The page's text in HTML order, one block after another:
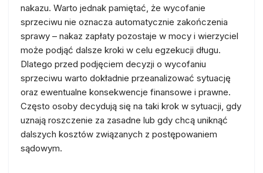
nakazu. Warto jednak pamiętać, że wycofanie
sprzeciwu nie oznacza automatycznie zakończenia
sprawy – nakaz zapłaty pozostaje w mocy i wierzyciel
może podjąć dalsze kroki w celu egzekucji długu.
Dlatego przed podjęciem decyzji o wycofaniu
sprzeciwu warto dokładnie przeanalizować sytuację
oraz ewentualne konsekwencje finansowe i prawne.
Często osoby decydują się na taki krok w sytuacji, gdy
uznają roszczenie za zasadne lub gdy chcą uniknąć
dalszych kosztów związanych z postępowaniem
sądowym.